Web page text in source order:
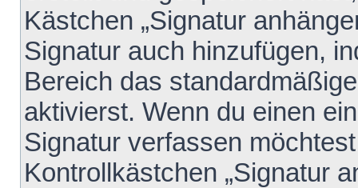
Kästchen „Signatur
Signatur auch hinzufügen,
Bereich das
aktivierst. Wenn du einen
Signatur verfassen
Kontrollkästchen „Signatur